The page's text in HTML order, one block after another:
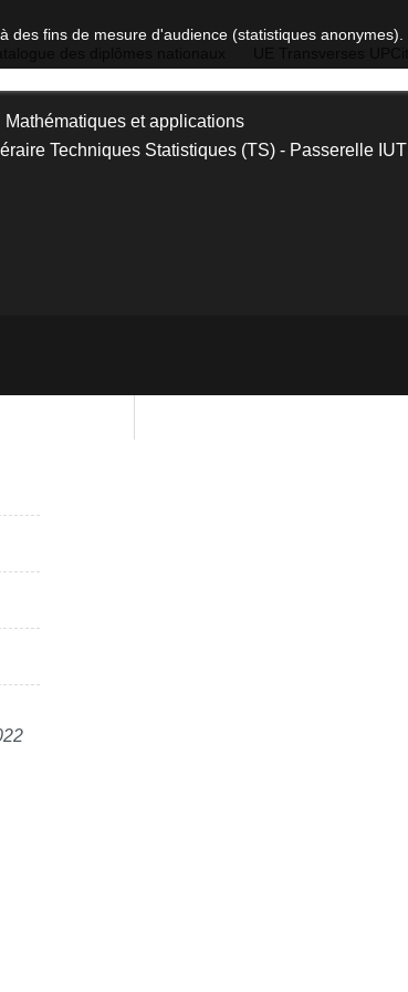
fins de mesure d'audience (statistiques anonymes).
Mathématiques et applications
Techniques Statistiques (TS) - Passerelle IUT